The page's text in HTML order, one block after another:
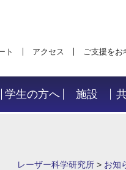
ト アクセス ご支援をお
学生の方へ 施設
レーザー科学研究所 > お知